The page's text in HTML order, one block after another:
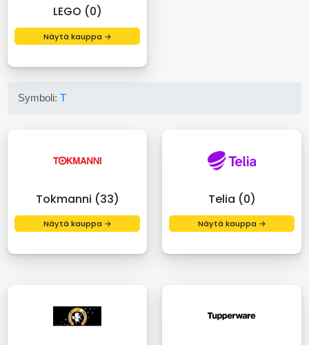
LEGO (0)
Näytä kauppa →
Symboli:T
Tokmanni (33)
Näytä kauppa →
Telia (0)
Näytä kauppa →